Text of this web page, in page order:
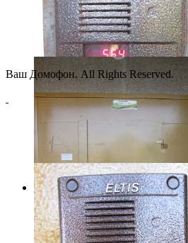
Ваш Домофон. All Rights Reserved.